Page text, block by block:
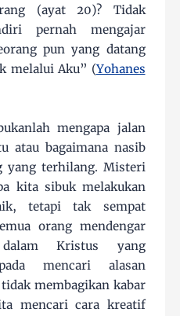
(ayat 20)? Tidak
pernah mengajar
pun yang datang
melalui Aku” (Yohanes
mengapa jalan
atau bagaimana nasib
yang terhilang. Misteri
kita sibuk melakukan
tetapi tak sempat
orang mendengar
Kristus yang
mencari alasan
membagikan kabar
mencari cara kreatif